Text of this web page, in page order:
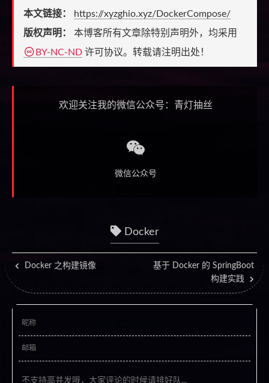
本文链接：
https://xyzghio.xyz/DockerCompose/
版权声明： 本博客所有文章除特别声明外，均采用
BY-NC-ND 许可协议。转载请注明出处！
欢迎关注我的微信公众号：青灯抽丝
微信公众号
Docker
Docker 之构建镜像
基于 Docker 的 SpringBoot
构建实践